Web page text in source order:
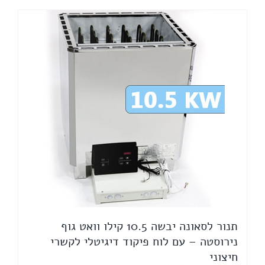
תנור לסאונה יבשה 10.5 קילו וואט גוף
נירוסטה – עם לוח פיקוד דיגיטלי לקשרי
חיצוני